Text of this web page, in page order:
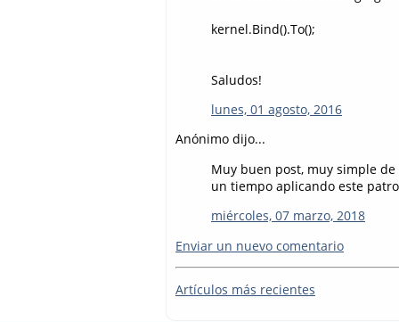
kernel.Bind().To();
Saludos!
lunes, 01 agosto, 2016
Anónimo dijo...
Muy buen post, muy simple
un tiempo aplicando este
miércoles, 07 marzo, 2018
Enviar un nuevo comentario
Artículos más recientes